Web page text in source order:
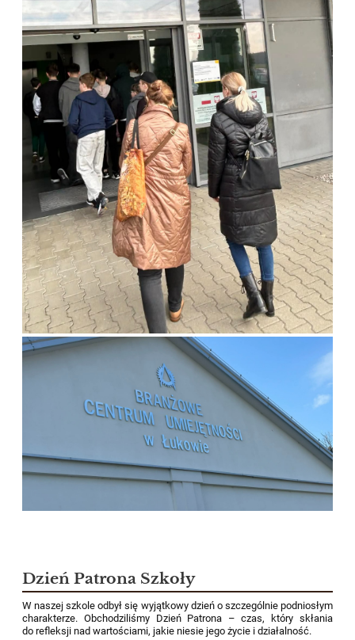
Dzień Patrona Szkoły
W naszej szkole odbył się wyjątkowy dzień o szczególnie podniosłym
charakterze. Obchodziliśmy Dzień Patrona – czas, który skłania
do refleksji nad wartościami, jakie niesie jego życie i działalność.